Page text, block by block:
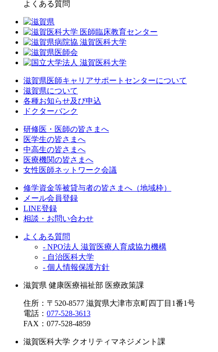
よくある質問
滋賀県医師キャリアサポートセンターについて
滋賀県について
各種お知らせ及び申込
ドクターバンク
研修医・医師の皆さまへ
医学生の皆さまへ
中高生の皆さまへ
医療機関の皆さまへ
女性医師ネットワーク会議
修学資金等被貸与者の皆さまへ（地域枠）
メール会員登録
LINE登録
相談・お問い合わせ
よくある質問
- NPO法人 滋賀医療人育成協力機構
- 自治医科大学
- 個人情報保護方針
滋賀県 健康医療福祉部 医療政策課
住所：〒520-8577 滋賀県大津市京町四丁目1番1号
電話： 077-528-3613
FAX： 077-528-4859
滋賀医科大学 クオリティマネジメント課